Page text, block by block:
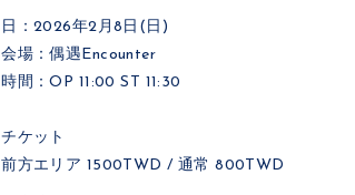
日：2026年2月8日(日)
会場：偶遇Encounter
時間：OP 11:00 ST 11:30
チケット
前方エリア 1500TWD / 通常 800TWD